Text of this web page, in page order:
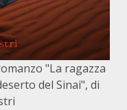
"La ragazza
del Sinai", di